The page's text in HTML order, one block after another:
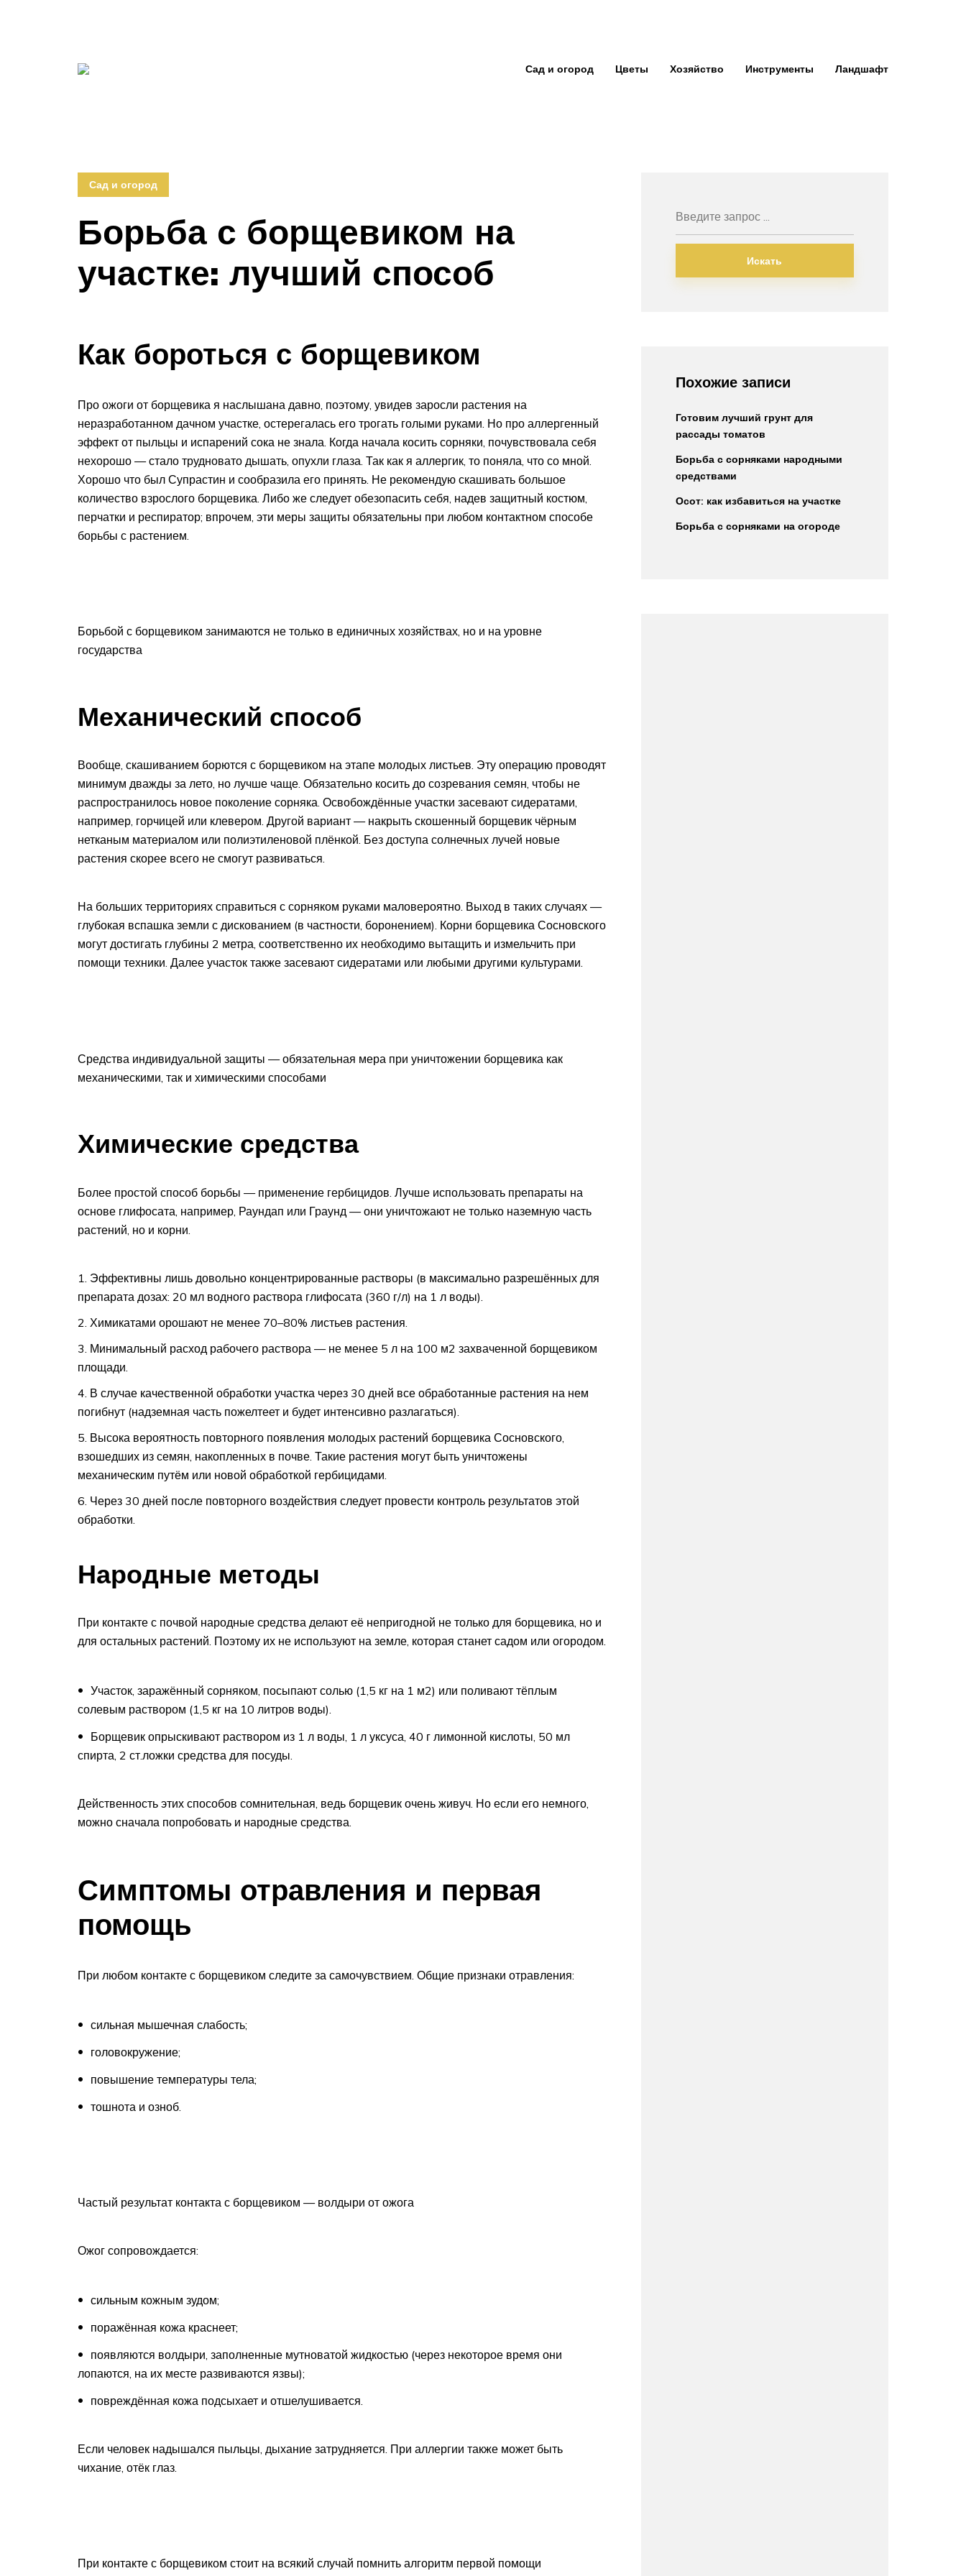
Сад и огород Цветы Хозяйство Инструменты Ландшафт
Сад и огород
Борьба с борщевиком на
участке: лучший способ
Как бороться с борщевиком
Про ожоги от борщевика я наслышана давно, поэтому, увидев заросли растения на
неразработанном дачном участке, остерегалась его трогать голыми руками. Но про аллергенный
эффект от пыльцы и испарений сока не знала. Когда начала косить сорняки, почувствовала себя
нехорошо — стало трудновато дышать, опухли глаза. Так как я аллергик, то поняла, что со мной.
Хорошо что был Супрастин и сообразила его принять. Не рекомендую скашивать большое
количество взрослого борщевика. Либо же следует обезопасить себя, надев защитный костюм,
перчатки и респиратор; впрочем, эти меры защиты обязательны при любом контактном способе
борьбы с растением.
Борьбой с борщевиком занимаются не только в единичных хозяйствах, но и на уровне
государства
Механический способ
Вообще, скашиванием борются с борщевиком на этапе молодых листьев. Эту операцию проводят
минимум дважды за лето, но лучше чаще. Обязательно косить до созревания семян, чтобы не
распространилось новое поколение сорняка. Освобождённые участки засевают сидератами,
например, горчицей или клевером. Другой вариант — накрыть скошенный борщевик чёрным
нетканым материалом или полиэтиленовой плёнкой. Без доступа солнечных лучей новые
растения скорее всего не смогут развиваться.
На больших территориях справиться с сорняком руками маловероятно. Выход в таких случаях —
глубокая вспашка земли с дискованием (в частности, боронением). Корни борщевика Сосновского
могут достигать глубины 2 метра, соответственно их необходимо вытащить и измельчить при
помощи техники. Далее участок также засевают сидератами или любыми другими культурами.
Средства индивидуальной защиты — обязательная мера при уничтожении борщевика как
механическими, так и химическими способами
Химические средства
Более простой способ борьбы — применение гербицидов. Лучше использовать препараты на
основе глифосата, например, Раундап или Граунд — они уничтожают не только наземную часть
растений, но и корни.
Эффективны лишь довольно концентрированные растворы (в максимально разрешённых для
препарата дозах: 20 мл водного раствора глифосата (360 г/л) на 1 л воды).
Химикатами орошают не менее 70–80% листьев растения.
Минимальный расход рабочего раствора — не менее 5 л на 100 м2 захваченной борщевиком
площади.
В случае качественной обработки участка через 30 дней все обработанные растения на нем
погибнут (надземная часть пожелтеет и будет интенсивно разлагаться).
Высока вероятность повторного появления молодых растений борщевика Сосновского,
взошедших из семян, накопленных в почве. Такие растения могут быть уничтожены
механическим путём или новой обработкой гербицидами.
Через 30 дней после повторного воздействия следует провести контроль результатов этой
обработки.
Народные методы
При контакте с почвой народные средства делают её непригодной не только для борщевика, но и
для остальных растений. Поэтому их не используют на земле, которая станет садом или огородом.
Участок, заражённый сорняком, посыпают солью (1,5 кг на 1 м2) или поливают тёплым
солевым раствором (1,5 кг на 10 литров воды).
Борщевик опрыскивают раствором из 1 л воды, 1 л уксуса, 40 г лимонной кислоты, 50 мл
спирта, 2 ст.ложки средства для посуды.
Действенность этих способов сомнительная, ведь борщевик очень живуч. Но если его немного,
можно сначала попробовать и народные средства.
Симптомы отравления и первая
помощь
При любом контакте с борщевиком следите за самочувствием. Общие признаки отравления:
сильная мышечная слабость;
головокружение;
повышение температуры тела;
тошнота и озноб.
Частый результат контакта с борщевиком — волдыри от ожога
Ожог сопровождается:
сильным кожным зудом;
поражённая кожа краснеет;
появляются волдыри, заполненные мутноватой жидкостью (через некоторое время они
лопаются, на их месте развиваются язвы);
повреждённая кожа подсыхает и отшелушивается.
Если человек надышался пыльцы, дыхание затрудняется. При аллергии также может быть
чихание, отёк глаз.
При контакте с борщевиком стоит на всякий случай помнить алгоритм первой помощи
Искать
Похожие записи
Готовим лучший грунт для
рассады томатов
Борьба с сорняками народными
средствами
Осот: как избавиться на участке
Борьба с сорняками на огороде